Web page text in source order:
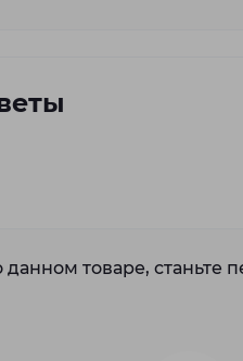
данном товаре, станьте